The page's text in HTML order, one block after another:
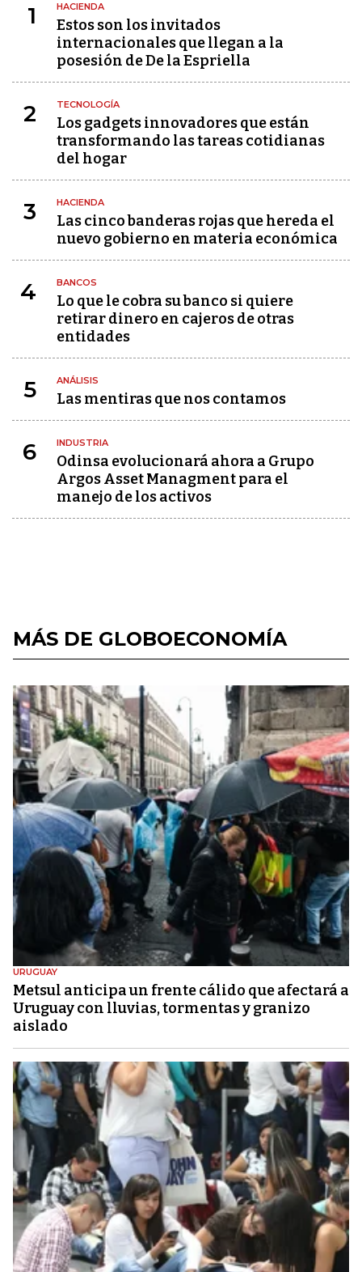
1 HACIENDA
Estos son los invitados
internacionales que llegan a la
posesión de De la Espriella
2 TECNOLOGÍA
Los gadgets innovadores que están
transformando las tareas cotidianas
del hogar
3 HACIENDA
Las cinco banderas rojas que hereda el
nuevo gobierno en materia económica
4 BANCOS
Lo que le cobra su banco si quiere
retirar dinero en cajeros de otras
entidades
5 ANÁLISIS
Las mentiras que nos contamos
6 INDUSTRIA
Odinsa evolucionará ahora a Grupo
Argos Asset Managment para el
manejo de los activos
MÁS DE GLOBOECONOMÍA
URUGUAY
Metsul anticipa un frente cálido que afectará a
Uruguay con lluvias, tormentas y granizo
aislado